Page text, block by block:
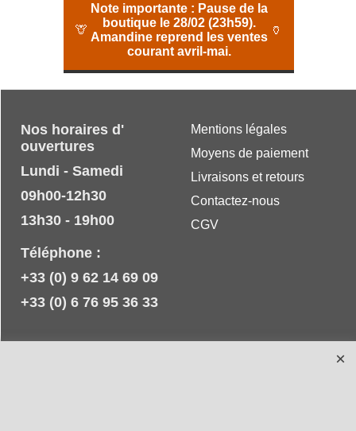
🦒
Note importante : Pause de la
boutique le 28/02 (23h59).
Amandine reprend les ventes
courant avril-mai.
🏺
Mentions légales
Moyens de paiement
Livraisons et retours
Contactez-nous
CGV
Nos horaires d'
ouvertures
Lundi - Samedi
09h00-12h30
13h30 - 19h00
Téléphone :
+33 (0) 9 62 14 69 09
+33 (0) 6 76 95 36 33